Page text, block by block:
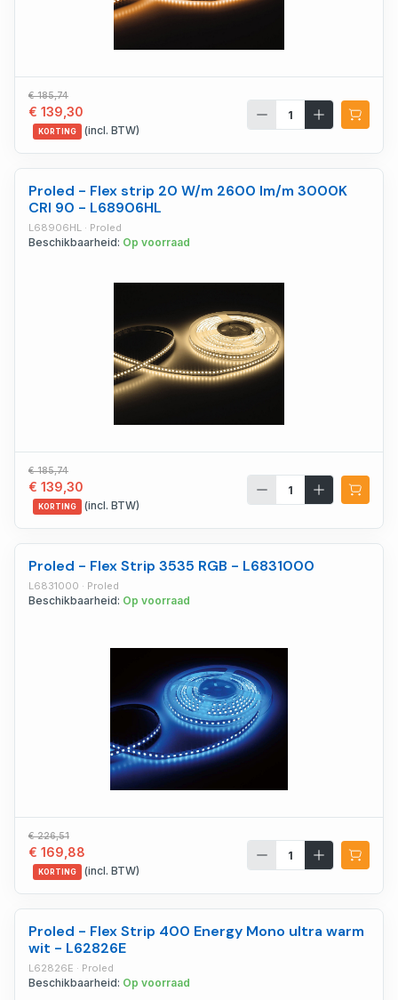
€ 185,74
€ 139,30
KORTING (incl. BTW)
Proled - Flex strip 20 W/m 2600 lm/m 3000K
CRI 90 - L68906HL
L68906HL · Proled
Beschikbaarheid: Op voorraad
€ 185,74
€ 139,30
KORTING (incl. BTW)
Proled - Flex Strip 3535 RGB - L6831000
L6831000 · Proled
Beschikbaarheid: Op voorraad
€ 226,51
€ 169,88
KORTING (incl. BTW)
Proled - Flex Strip 400 Energy Mono ultra warm
wit - L62826E
L62826E · Proled
Beschikbaarheid: Op voorraad